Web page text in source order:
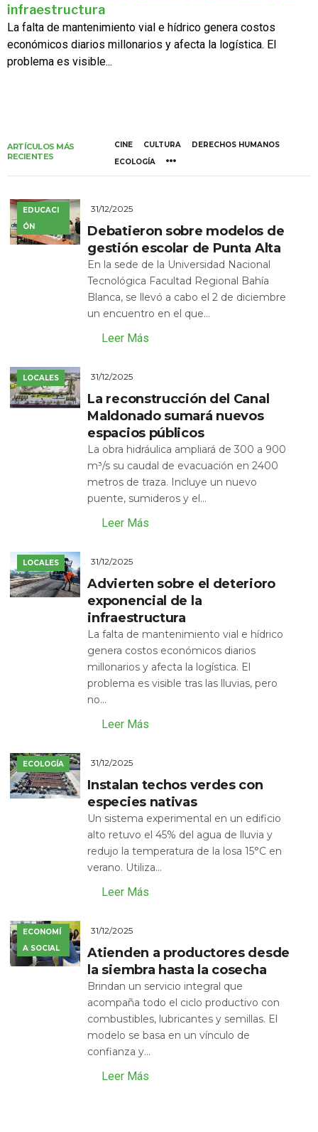
infraestructura
La falta de mantenimiento vial e hídrico genera costos
económicos diarios millonarios y afecta la logística. El
problema es visible...
ARTÍCULOS MÁS
RECIENTES
CINE CULTURA
DERECHOS HUMANOS
ECOLOGÍA
EDUCACI
ÓN
31/12/2025
Debatieron sobre modelos de
gestión escolar de Punta Alta
En la sede de la Universidad Nacional
Tecnológica Facultad Regional Bahía
Blanca, se llevó a cabo el 2 de diciembre
un encuentro en el que...
Leer Más
LOCALES 31/12/2025
La reconstrucción del Canal
Maldonado sumará nuevos
espacios públicos
La obra hidráulica ampliará de 300 a 900
m³/s su caudal de evacuación en 2400
metros de traza. Incluye un nuevo
puente, sumideros y el...
Leer Más
LOCALES 31/12/2025
Advierten sobre el deterioro
exponencial de la
infraestructura
La falta de mantenimiento vial e hídrico
genera costos económicos diarios
millonarios y afecta la logística. El
problema es visible tras las lluvias, pero
no...
Leer Más
ECOLOGÍA 31/12/2025
Instalan techos verdes con
especies nativas
Un sistema experimental en un edificio
alto retuvo el 45% del agua de lluvia y
redujo la temperatura de la losa 15°C en
verano. Utiliza...
Leer Más
ECONOMÍ
A SOCIAL
31/12/2025
Atienden a productores desde
la siembra hasta la cosecha
Brindan un servicio integral que
acompaña todo el ciclo productivo con
combustibles, lubricantes y semillas. El
modelo se basa en un vínculo de
confianza y...
Leer Más